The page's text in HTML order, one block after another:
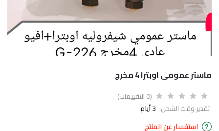
ماستر عمومى اوبترا 4 مخرج
(0 التقييمات)
تقدير وقت الشحن: 3 أيام
استفسار عن المنتج